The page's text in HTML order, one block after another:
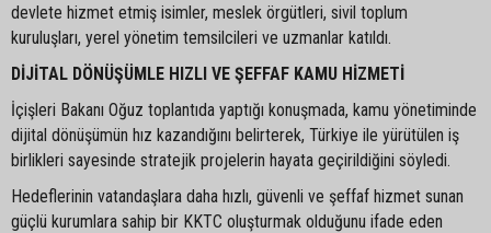
devlete hizmet etmiş isimler, meslek örgütleri, sivil toplum
kuruluşları, yerel yönetim temsilcileri ve uzmanlar katıldı.
DİJİTAL DÖNÜŞÜMLE HIZLI VE ŞEFFAF KAMU HİZMETİ
İçişleri Bakanı Oğuz toplantıda yaptığı konuşmada, kamu yönetiminde
dijital dönüşümün hız kazandığını belirterek, Türkiye ile yürütülen iş
birlikleri sayesinde stratejik projelerin hayata geçirildiğini söyledi.
Hedeflerinin vatandaşlara daha hızlı, güvenli ve şeffaf hizmet sunan
güçlü kurumlara sahip bir KKTC oluşturmak olduğunu ifade eden